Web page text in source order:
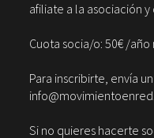
afiliate a la asociación
Cuota socia/o: 50€ /año
Para inscribirte, envía
Si no quieres hacerte